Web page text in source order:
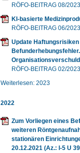
RÖFO-BEITRAG 08/2023
KI-basierte
RÖFO-BEITRAG 06/2023
Update
RÖFO-BEITRAG 02/2023
Weiterlesen: 2023
2022
Zum Vorliegen eines
weiteren
stationären
20.12.2021 (Az.: I-5 U